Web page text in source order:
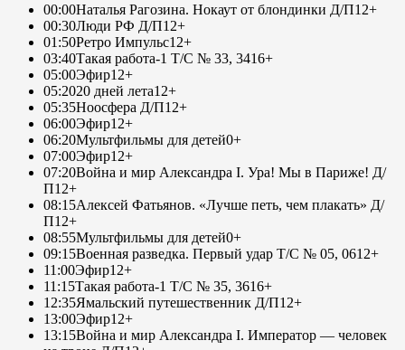
00:00Наталья Рагозина. Нокаут от блондинки Д/П12+
00:30Люди РФ Д/П12+
01:50Ретро Импульс12+
03:40Такая работа-1 Т/С № 33, 3416+
05:00Эфир12+
05:2020 дней лета12+
05:35Ноосфера Д/П12+
06:00Эфир12+
06:20Мультфильмы для детей0+
07:00Эфир12+
07:20Война и мир Александра I. Ура! Мы в Париже! Д/
П12+
08:15Алексей Фатьянов. «Лучше петь, чем плакать» Д/
П12+
08:55Мультфильмы для детей0+
09:15Военная разведка. Первый удар Т/С № 05, 0612+
11:00Эфир12+
11:15Такая работа-1 Т/С № 35, 3616+
12:35Ямальский путешественник Д/П12+
13:00Эфир12+
13:15Война и мир Александра I. Император — человек